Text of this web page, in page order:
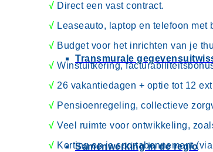
Transmurale
Samenwerking in de regio
√ Direct een vast contract.
√ Leaseauto, laptop en telefoon met
√ Budget voor het inrichten van je
√ Winstuitkering,
√ 26 vakantiedagen + optie tot 12
√ Pensioenregeling, collectieve
√ Veel ruimte voor ontwikkeling,
√ Korting op je sportabonnement